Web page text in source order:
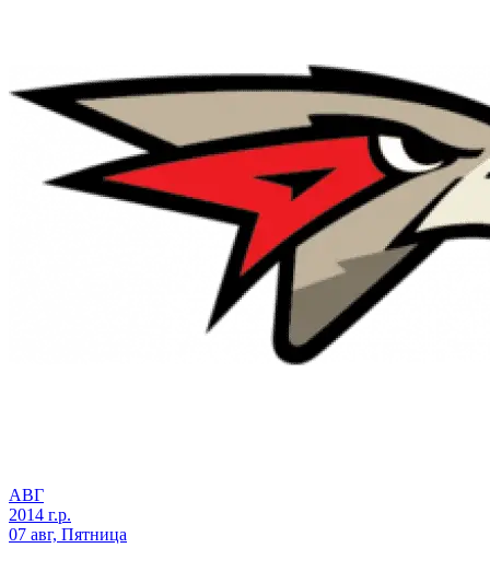
АВГ
2014 г.р.
07 авг, Пятница